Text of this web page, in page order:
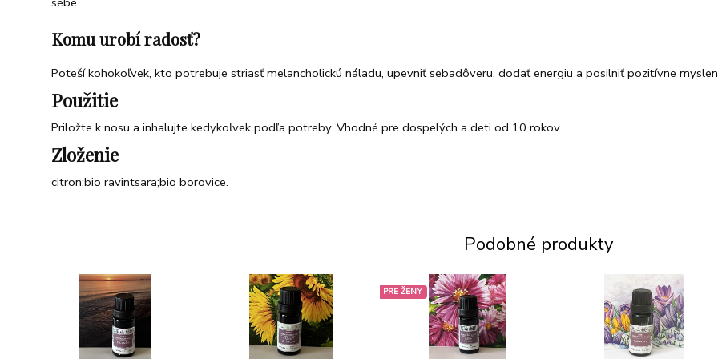
Komu urobí radosť?
Poteší kohokoľvek, kto potrebuje striasť melancholickú náladu, upevniť sebadôveru, dodať energiu a posilniť pozitívne
Použitie
Priložte k nosu a inhalujte kedykoľvek podľa potreby. Vhodné pre dospelých a deti od 10 rokov.
Zloženie
citron;bio ravintsara;bio borovice.
Podobné produkty
PRE ŽENY